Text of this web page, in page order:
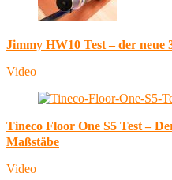
Jimmy HW10 Test – der neue
Video
Tineco Floor One S5 Test –
Maßstäbe
Video